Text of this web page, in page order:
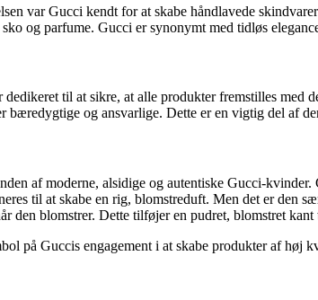
var Gucci kendt for at skabe håndlavede
og parfume. Gucci er synonymt med tidløs
til at sikre, at alle produkter fremstilles med
bæredygtige og ansvarlige. Dette er en vigtig del af
af moderne, alsidige og autentiske Gucci-
til at skabe en rig, blomstreduft. Men det er den
den blomstrer. Dette tilføjer en pudret, blomstret
på Guccis engagement i at skabe produkter af